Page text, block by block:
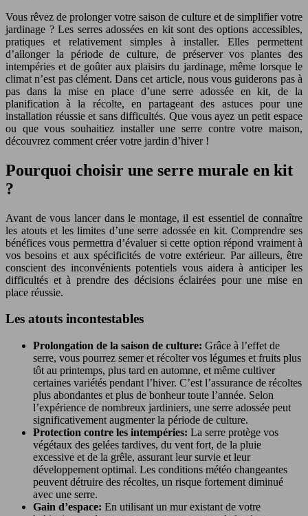
Vous rêvez de prolonger votre saison de culture et de simplifier votre
jardinage ? Les serres adossées en kit sont des options accessibles,
pratiques et relativement simples à installer. Elles permettent
d’allonger la période de culture, de préserver vos plantes des
intempéries et de goûter aux plaisirs du jardinage, même lorsque le
climat n’est pas clément. Dans cet article, nous vous guiderons pas à
pas dans la mise en place d’une serre adossée en kit, de la
planification à la récolte, en partageant des astuces pour une
installation réussie et sans difficultés. Que vous ayez un petit espace
ou que vous souhaitiez installer une serre contre votre maison,
découvrez comment créer votre jardin d’hiver !
Pourquoi choisir une serre murale en kit
?
Avant de vous lancer dans le montage, il est essentiel de connaître
les atouts et les limites d’une serre adossée en kit. Comprendre ses
bénéfices vous permettra d’évaluer si cette option répond vraiment à
vos besoins et aux spécificités de votre extérieur. Par ailleurs, être
conscient des inconvénients potentiels vous aidera à anticiper les
difficultés et à prendre des décisions éclairées pour une mise en
place réussie.
Les atouts incontestables
Prolongation de la saison de culture: Grâce à l’effet de
serre, vous pourrez semer et récolter vos légumes et fruits plus
tôt au printemps, plus tard en automne, et même cultiver
certaines variétés pendant l’hiver. C’est l’assurance de récoltes
plus abondantes et plus de bonheur toute l’année. Selon
l’expérience de nombreux jardiniers, une serre adossée peut
significativement augmenter la période de culture.
Protection contre les intempéries: La serre protège vos
végétaux des gelées tardives, du vent fort, de la pluie
excessive et de la grêle, assurant leur survie et leur
développement optimal. Les conditions météo changeantes
peuvent détruire des récoltes, un risque fortement diminué
avec une serre.
Gain d’espace: En utilisant un mur existant de votre